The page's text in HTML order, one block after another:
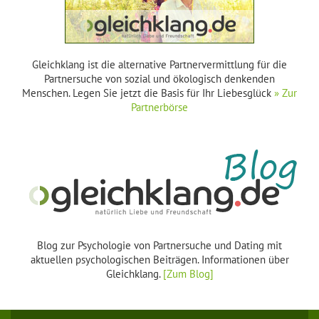
Gleichklang ist die alternative Partnervermittlung für die
Partnersuche von sozial und ökologisch denkenden
Menschen. Legen Sie jetzt die Basis für Ihr Liebesglück » Zur
Partnerbörse
Blog zur Psychologie von Partnersuche und Dating mit
aktuellen psychologischen Beiträgen. Informationen über
Gleichklang. [Zum Blog]